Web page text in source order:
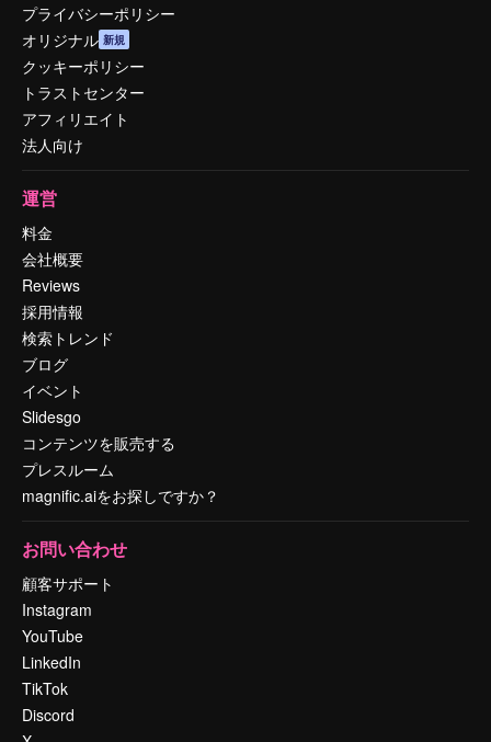
プライバシーポリシー
オリジナル 新規
クッキーポリシー
トラストセンター
アフィリエイト
法人向け
運営
料金
会社概要
Reviews
採用情報
検索トレンド
ブログ
イベント
Slidesgo
コンテンツを販売する
プレスルーム
magnific.aiをお探しですか？
お問い合わせ
顧客サポート
Instagram
YouTube
LinkedIn
TikTok
Discord